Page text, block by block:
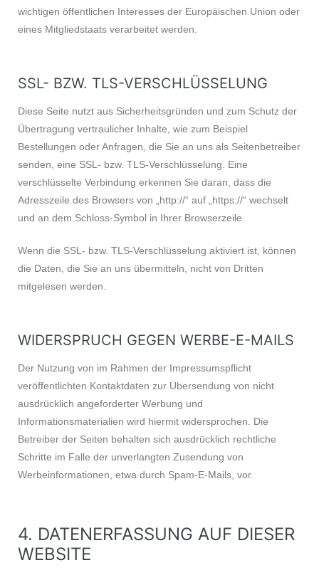
wichtigen öffentlichen Interesses der Europäischen Union oder
eines Mitgliedstaats verarbeitet werden.
SSL- BZW. TLS-VERSCHLÜSSELUNG
Diese Seite nutzt aus Sicherheitsgründen und zum Schutz der
Übertragung vertraulicher Inhalte, wie zum Beispiel
Bestellungen oder Anfragen, die Sie an uns als Seitenbetreiber
senden, eine SSL- bzw. TLS-Verschlüsselung. Eine
verschlüsselte Verbindung erkennen Sie daran, dass die
Adresszeile des Browsers von „http://“ auf „https://“ wechselt
und an dem Schloss-Symbol in Ihrer Browserzeile.
Wenn die SSL- bzw. TLS-Verschlüsselung aktiviert ist, können
die Daten, die Sie an uns übermitteln, nicht von Dritten
mitgelesen werden.
WIDERSPRUCH GEGEN WERBE-E-MAILS
Der Nutzung von im Rahmen der Impressumspflicht
veröffentlichten Kontaktdaten zur Übersendung von nicht
ausdrücklich angeforderter Werbung und
Informationsmaterialien wird hiermit widersprochen. Die
Betreiber der Seiten behalten sich ausdrücklich rechtliche
Schritte im Falle der unverlangten Zusendung von
Werbeinformationen, etwa durch Spam-E-Mails, vor.
4. DATENERFASSUNG AUF DIESER
WEBSITE